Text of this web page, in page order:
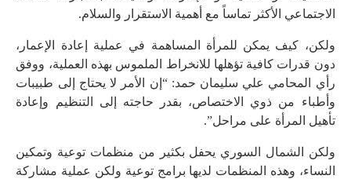
الاجتماعي الأكثر تماساً مع أهمية الاستقرار والسلام.
ولكن، كيف يمكن للمرأة المساهمة في عملية إعادة الإعمار،
دون قدرات كافية تؤهلها للانخراط الملموس بهذه العملية، ووفق
رأي المحامي علي سليمان حمد: “إن الأمر لا يحتاج إلى طبيبات
وأطباء من ذوي الاختصاص، بقدر حاجته إلى التنظيم وإعادة
تأهيل المرأة على مراحل”.
ولكن الشمال السوري يحفل بكثير من منظمات توعية وتمكين
النساء، وهذه المنظمات لديها برامج توعية ولكن عملية مشاركة